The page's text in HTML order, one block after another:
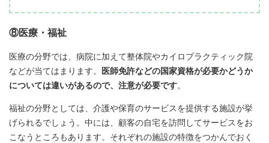
⑧医療・福祉
医療の分野では、病院に加えて整体院やカイロプラクティック院
などが当てはまります。
医師免許などの国家資格が必要かどうか
については違いがあるので、注意が必要です。
福祉の分野としては、介護や保育のサービスを提供する施設が挙
げられるでしょう。中には、顧客の自宅を訪問してサービスをお
こなうところもあります。それぞれの施設の特徴をつかんでおく